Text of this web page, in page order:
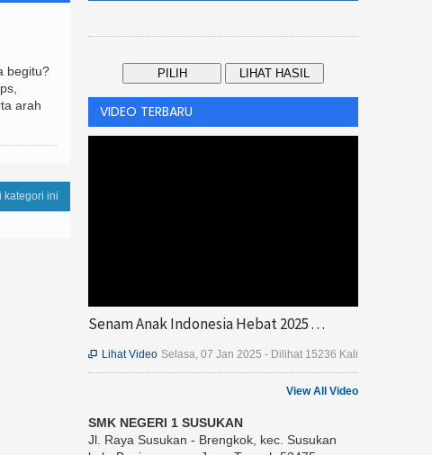
begitu?
arah
kategori ini
VIDEO TERBARU
Senam Anak Indonesia Hebat 2025 . . .
Selasa, 07 Jan 2025 - Dilihat 15236 Kali
 Lihat Video
View All Video
SMK NEGERI 1 SUSUKAN
Jl. Raya Susukan - Brengkok, kec. Susukan